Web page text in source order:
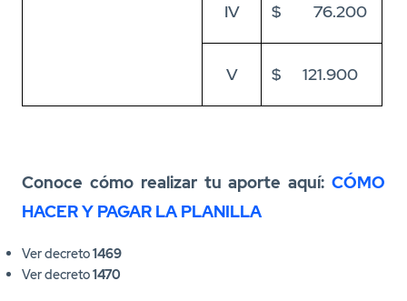
IV $ 76.200
V $ 121.900
Conoce cómo realizar tu aporte aquí: CÓMO
HACER Y PAGAR LA PLANILLA
Ver decreto1469
Ver decreto1470